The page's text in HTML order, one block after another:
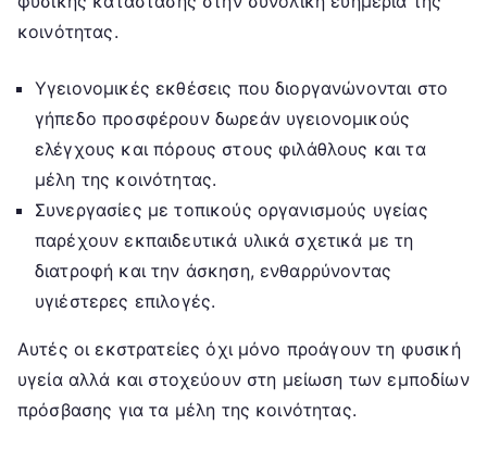
κοινότητας.
Υγειονομικές εκθέσεις που διοργανώνονται στο
γήπεδο προσφέρουν δωρεάν υγειονομικούς
ελέγχους και πόρους στους φιλάθλους και τα
μέλη της κοινότητας.
Συνεργασίες με τοπικούς οργανισμούς υγείας
παρέχουν εκπαιδευτικά υλικά σχετικά με τη
διατροφή και την άσκηση, ενθαρρύνοντας
υγιέστερες επιλογές.
Αυτές οι εκστρατείες όχι μόνο προάγουν τη φυσική
υγεία αλλά και στοχεύουν στη μείωση των εμποδίων
πρόσβασης για τα μέλη της κοινότητας.